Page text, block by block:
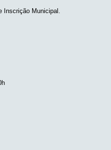
Inscrição Municipal.